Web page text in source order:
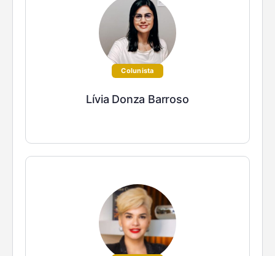
Colunista
Lívia Donza Barroso